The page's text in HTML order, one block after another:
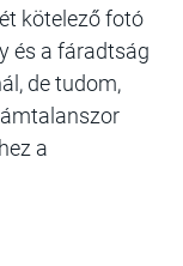
kötelező fotó
és a fáradtság
de tudom,
a